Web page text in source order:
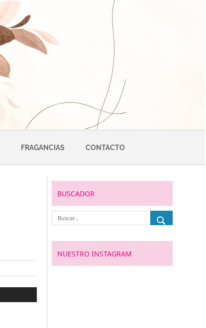
FRAGANCIAS CONTACTO
BUSCADOR
NUESTRO INSTAGRAM